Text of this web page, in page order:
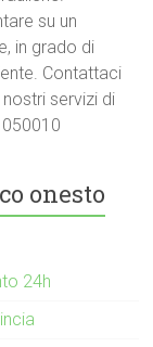
su un
in grado di
Contattaci
servizi di
onesto
24h